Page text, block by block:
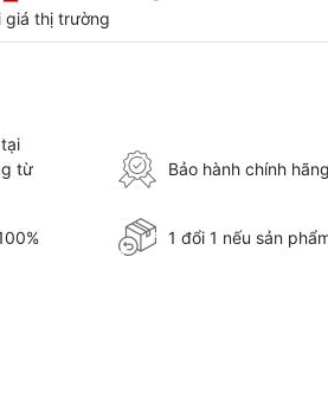
giá thị trường
từ
Bảo hành chính
1 đổi 1 nếu sản